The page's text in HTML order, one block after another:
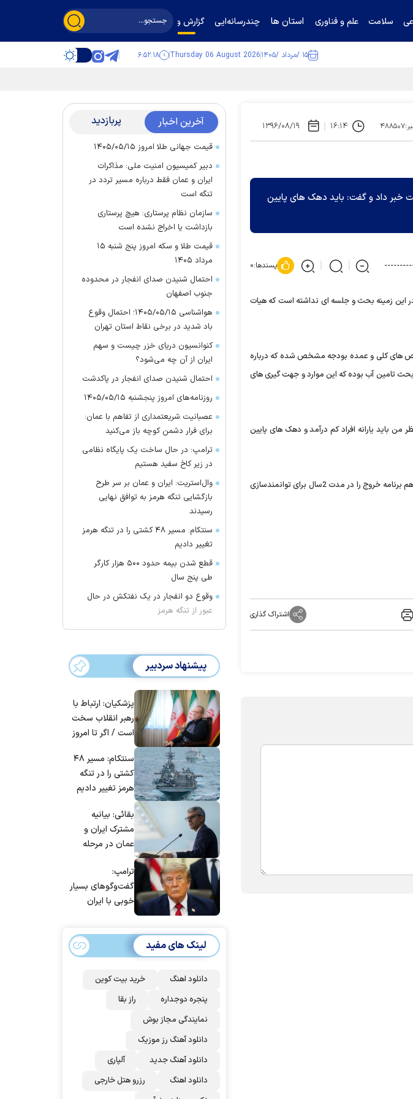
سلامت علم و فناوری استان ها چندرسانه‌ایی گزارش و گفت‌وگو
۱۵ /مرداد /۱۴۰۵ Thursday 06 August 2026 ۶:۵۲:۱۸
۱۶:۱۴ ۱۳۹۶/۰۸/۱۹
از تعیین شاخص های کلی بودجه سال 1397 در هیات دولت خبر داد و گفت: باید دهک های پایین
پسندها:۰
در بودجه سال 1397 افزود: هنوز دولت در این زمینه بحث و جلسه ای نداشته است که هیات
های کلی و عمده بودجه مشخص شده که درباره
تامین آب بوده که این موارد و جهت گیری های
من باید یارانه افراد کم درآمد و دهک های پایین
وی ادامه داد: ما باید بتوانیم کف حمایت اجتماعی را داشته باشیم و براساس برنامه ریزی های صورت گرفته، هم برنامه خروج را در مدت 2سال برای توانمندسازی
اشتراک گذاری
آخرین اخبار پربازدید
قیمت جهانی طلا امروز ۱۴۰۵/۰۵/۱۵
دبیر کمیسیون امنیت ملی: مذاکرات
ایران و عمان فقط درباره مسیر تردد در
تنگه است
سازمان نظام پرستاری: هیچ پرستاری
بازداشت یا اخراج نشده است
قیمت طلا و سکه امروز پنج شنبه ۱۵
مرداد ۱۴۰۵
احتمال شنیدن صدای انفجار در محدوده
جنوب اصفهان
هواشناسی ۱۴۰۵/۰۵/۱۵؛ احتمال وقوع
باد شدید در برخی نقاط استان تهران
کنوانسیون دریای خزر چیست و سهم
ایران از آن چه می‌شود؟
احتمال شنیدن صدای انفجار در پاکدشت
روزنامه‌های امروز پنجشنبه ۱۴۰۵/۰۵/۱۵
عصبانیت شریعتمداری از تفاهم با عمان:
برای فرار دشمن کوچه باز می‌کنید
ترامپ: در حال ساخت یک پایگاه نظامی
در زیر کاخ سفید هستیم
وال‌استریت: ایران و عمان بر سر طرح
بازگشایی تنگه هرمز به توافق نهایی
رسیدند
سنتکام: مسیر ۴۸ کشتی را در تنگه هرمز
تغییر دادیم
قطع شدن بیمه حدود ۵۰۰ هزار کارگر
طی پنج سال
وقوع دو انفجار در یک نفتکش در حال
عبور از تنگه هرمز
پیشنهاد سردبیر
پزشکیان: ارتباط با
رهبر انقلاب سخت
است / اگر تا امروز
مردم ایران استسنتکام: مسیر ۴۸
کشتی را در تنگه
هرمز تغییر دادیم
بقائی: بیانیه
مشترک ایران و
عمان در مرحله
است/ برنامه‌ای
برای سفر به قطر و
پاکستان نداریم
ترامپ:
گفت‌و‌گو‌های بسیار
خوبی با ایران
اذعان کنند | اگر
آنها دوباره زیر
توافق بزنند، ضربه
خورد
لینک های مفید
دانلود اهنگ
خرید بیت کوین
پنجره دوجداره
راز بقا
نمایندگی مجاز بوش
دانلود آهنگ رز‌ موزیک
دانلود آهنگ جدید
آلپاری
دانلود اهنگ
رزرو هتل خارجی